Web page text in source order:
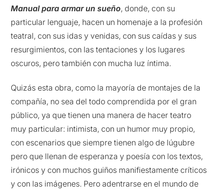
Manual para armar un sueño, donde, con su
particular lenguaje, hacen un homenaje a la profesión
teatral, con sus idas y venidas, con sus caídas y sus
resurgimientos, con las tentaciones y los lugares
oscuros, pero también con mucha luz íntima.
Quizás esta obra, como la mayoría de montajes de la
compañía, no sea del todo comprendida por el gran
público, ya que tienen una manera de hacer teatro
muy particular: intimista, con un humor muy propio,
con escenarios que siempre tienen algo de lúgubre
pero que llenan de esperanza y poesía con los textos,
irónicos y con muchos guiños manifiestamente críticos
y con las imágenes. Pero adentrarse en el mundo de